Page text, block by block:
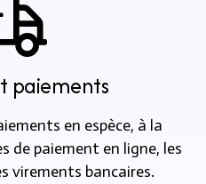
paiements
en espèce, à la
de paiement en ligne, les
virements bancaires.